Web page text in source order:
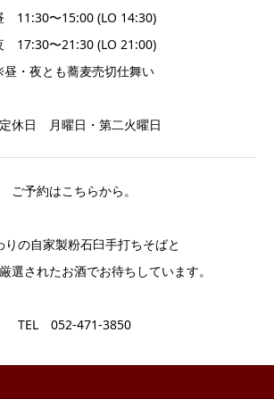
11:30〜15:00 (LO 14:30)
17:30〜21:30 (LO 21:00)
・夜とも蕎麦売切仕舞い
休日 月曜日・第二火曜日
ご予約はこちらから。
りの自家製粉石臼手打ちそばと
選されたお酒でお待ちしています。
TEL 052-471-3850